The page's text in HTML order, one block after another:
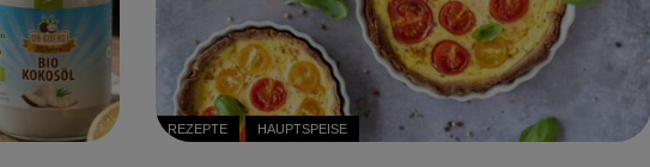
REZEPTE HAUPTSPEISE